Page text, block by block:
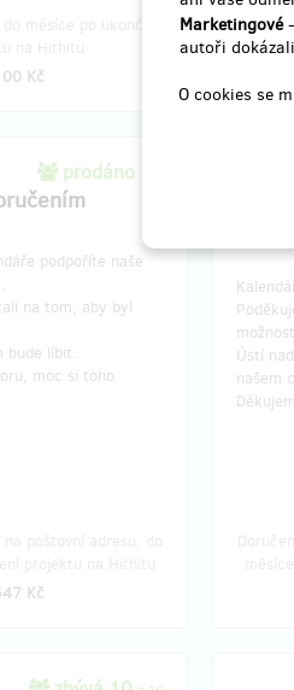
Marketingové-
autoři
O cookies se
Kč
prodáno 17
podpoříte naše
na tom, aby byl
bude líbit.
moc si toho
Kč
Ústí
našem